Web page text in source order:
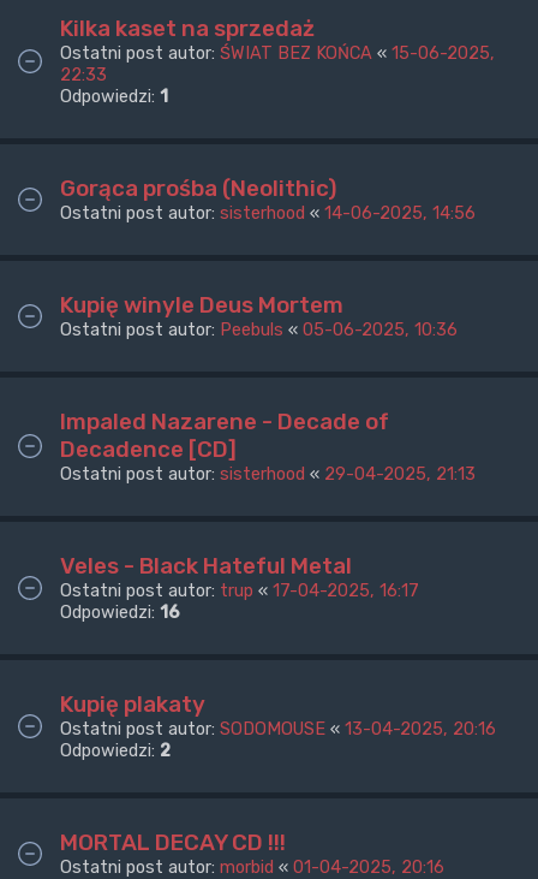
Kilka kaset na sprzedaż
Ostatni post autor: ŚWIAT BEZ KOŃCA « 15-06-2025,
22:33
Odpowiedzi: 1
Gorąca prośba (Neolithic)
Ostatni post autor: sisterhood « 14-06-2025, 14:56
Kupię winyle Deus Mortem
Ostatni post autor: Peebuls « 05-06-2025, 10:36
Impaled Nazarene - Decade of
Decadence [CD]
Ostatni post autor: sisterhood « 29-04-2025, 21:13
Veles - Black Hateful Metal
Ostatni post autor: trup « 17-04-2025, 16:17
Odpowiedzi: 16
Kupię plakaty
Ostatni post autor: SODOMOUSE « 13-04-2025, 20:16
Odpowiedzi: 2
MORTAL DECAY CD !!!
Ostatni post autor: morbid « 01-04-2025, 20:16